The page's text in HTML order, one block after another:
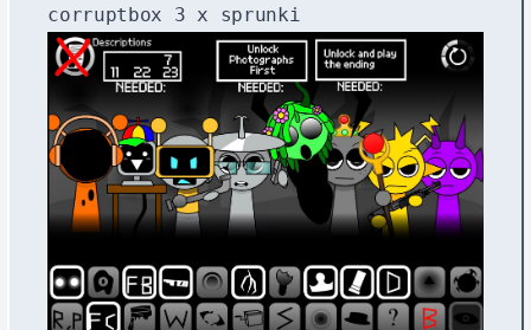
corruptbox 3 x sprunki